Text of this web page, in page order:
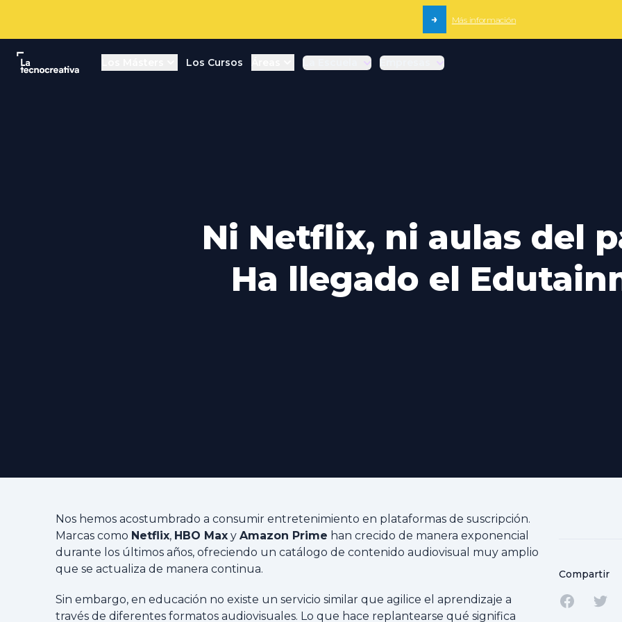
→ Más información
La tecnocreativa Los Cursos La Escuela Empresas
Ni Netflix, ni aulas del
Ha llegado el
Nos hemos acostumbrado a consumir entretenimiento en plataformas de suscripción.
Marcas como Netflix, HBO Max y Amazon Prime han crecido de manera exponencial
durante los últimos años, ofreciendo un catálogo de contenido audiovisual muy amplio
que se actualiza de manera continua.
Sin embargo, en educación no existe un servicio similar que agilice el aprendizaje a
través de diferentes formatos audiovisuales. Lo que hace replantearse qué significa
Compartir
Compartir